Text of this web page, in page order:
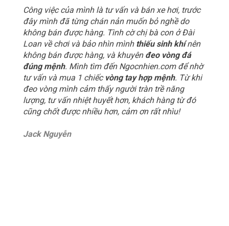
Công việc của mình là tư vấn và bán xe hơi, trước
đây mình đã từng chán nản muốn bỏ nghề do
không bán được hàng. Tình cờ chị bà con ở Đài
Loan về chơi và bảo nhìn mình thiếu sinh khínên
không bán được hàng, và khuyên đeo vòng đá
đúng mệnh. Mình tìm đến Ngocnhien.com để nhờ
tư vấn và mua 1 chiếc vòng tay hợp mệnh. Từ khi
đeo vòng mình cảm thấy người tràn trề năng
lượng, tư vấn nhiệt huyết hơn, khách hàng từ đó
cũng chốt được nhiều hơn, cảm ơn rất nhìu!
Jack Nguyễn